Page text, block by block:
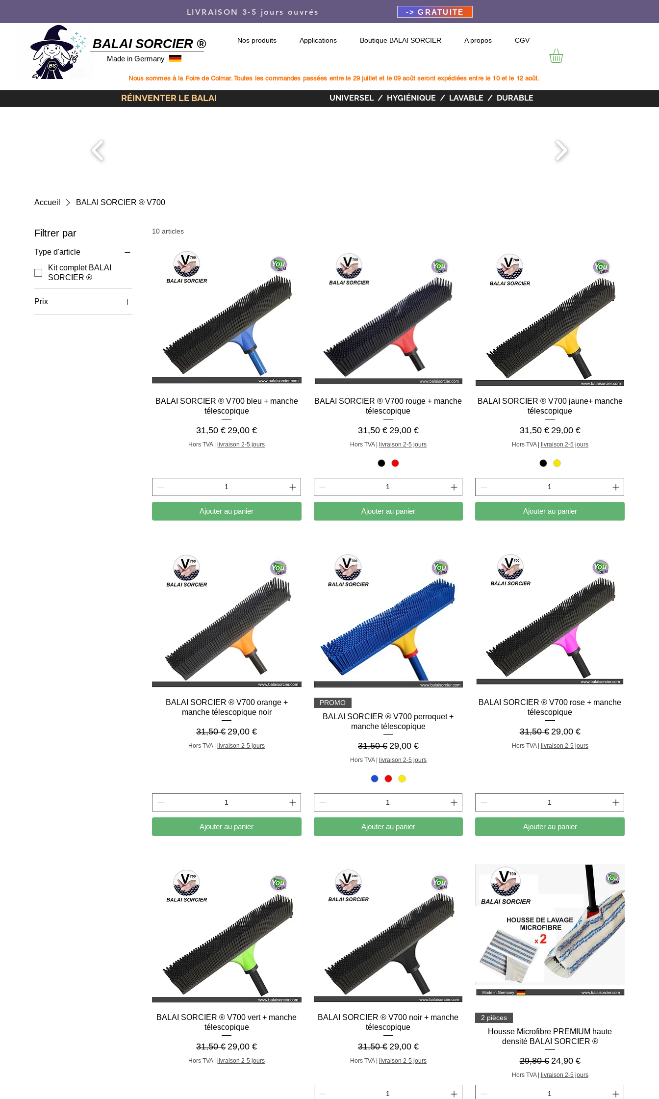
<meta name="google-site-verification" content="1HrpYBQrdXqxvkC9FeQMDTmJb26ttFMyJotodrW4Zes" />LIVRAISON 3-5 jours ouvrés -> GRATUITE
BALAI SORCIER ®
Made in Germany
Nos produits Applications Boutique BALAI SORCIER A propos CGV
Nous sommes à la Foire de Colmar. Toutes les commandes passées entre le 29 juillet et le 09 août seront expédiées entre le 10 et le 12 août.
RÉINVENTER LE BALAI UNIVERSEL / HYGIÉNIQUE / LAVABLE / DURABLE
Accueil BALAI SORCIER ® V700
Filtrer par
Type d'article
Kit complet BALAI
SORCIER ®
Prix
10 articles
Aperçu rapide
BALAI SORCIER ® V700 bleu + manche
télescopique
Prix original
31,50 € Prix promotionnel
29,00 €
Hors TVA| livraison 2-5 jours
Ajouter au panier
Aperçu rapide
BALAI SORCIER ® V700 rouge + manche
télescopique
Prix original
31,50 € Prix promotionnel
29,00 €
Hors TVA| livraison 2-5 jours
Ajouter au panier
Aperçu rapide
BALAI SORCIER ® V700 jaune+ manche
télescopique
Prix original
31,50 € Prix promotionnel
29,00 €
Hors TVA| livraison 2-5 jours
Ajouter au panier
Aperçu rapide
BALAI SORCIER ® V700 orange +
manche télescopique noir
Prix original
31,50 € Prix promotionnel
29,00 €
Hors TVA|livraison 2-5 jours
Ajouter au panier
PROMO
BALAI SORCIER ® V700 perroquet +
manche télescopique
Prix original
31,50 € Prix promotionnel
29,00 €
Hors TVA| livraison 2-5 jours
Ajouter au panier
Aperçu rapide
BALAI SORCIER ® V700 rose + manche
télescopique
Prix original
31,50 € Prix promotionnel
29,00 €
Hors TVA| livraison 2-5 jours
Ajouter au panier
Aperçu rapide
BALAI SORCIER ® V700 vert + manche
télescopique
Prix original
31,50 € Prix promotionnel
29,00 €
Hors TVA| livraison 2-5 jours
Aperçu rapide
BALAI SORCIER ® V700 noir + manche
télescopique
Prix original
31,50 € Prix promotionnel
29,00 €
Hors TVA| livraison 2-5 jours
2 pièces
Housse Microfibre PREMIUM haute
densité BALAI SORCIER ®
Prix original
29,80 € Prix promotionnel
24,90 €
Hors TVA| livraison 2-5 jours